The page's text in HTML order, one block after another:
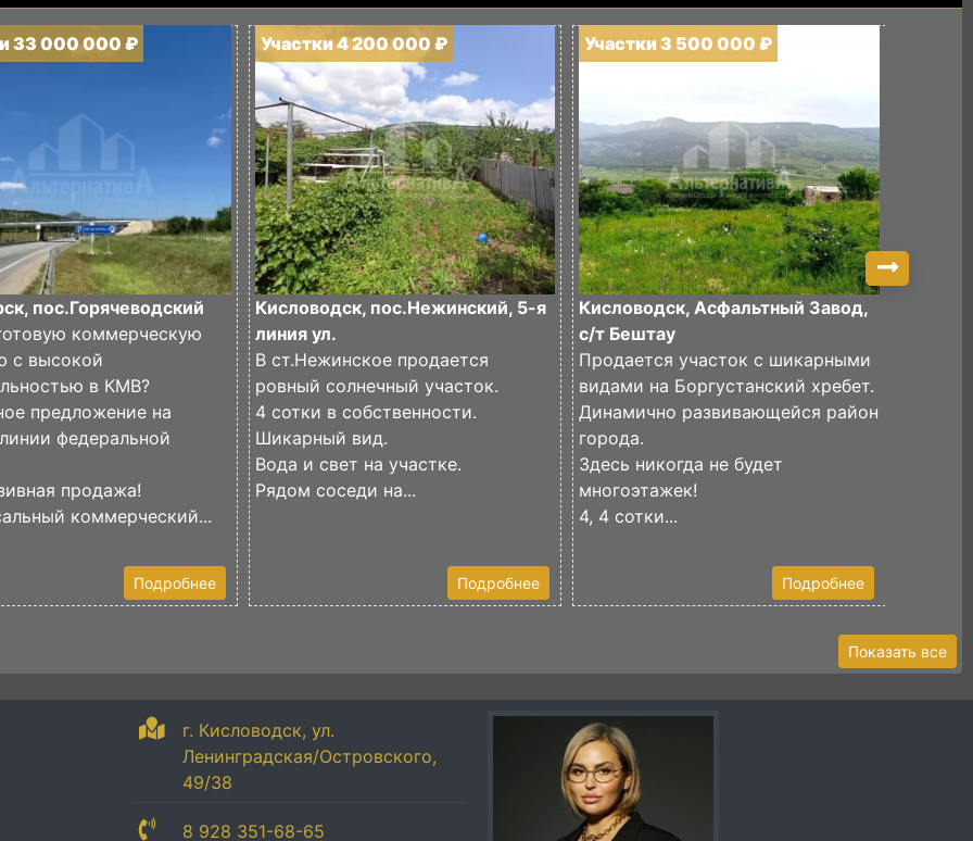
33 000 000 ₽
пос.Горячеводский
коммерческую
с высокой
в КМВ?
предложение на
федеральной
продажа!
коммерческий...
Подробнее
Участки 4 200 000 ₽
Кисловодск, пос.Нежинский, 5-я
линия ул.
В ст.Нежинское продается
ровный солнечный участок.
4 сотки в собственности.
Шикарный вид.
Вода и свет на участке.
Рядом соседи на...
Подробнее
Участки 3 500 000 ₽
Кисловодск, Асфальтный Завод,
с/т Бештау
Продается участок с шикарными
видами на Боргустанский хребет.
Динамично развивающейся район
города.
Здесь никогда не будет
многоэтажек!
4, 4 сотки...
Подробнее
Показать все
г. Кисловодск, ул.
Ленинградская/Островского,
49/38
8 928 351-68-65